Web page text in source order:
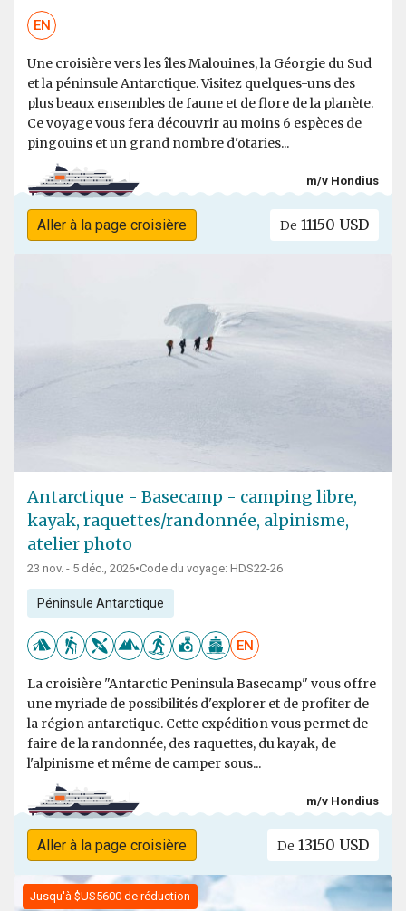
EN
Une croisière vers les îles Malouines, la Géorgie du Sud
et la péninsule Antarctique. Visitez quelques-uns des
plus beaux ensembles de faune et de flore de la planète.
Ce voyage vous fera découvrir au moins 6 espèces de
pingouins et un grand nombre d'otaries...
m/v Hondius
Aller à la page croisière De 11150 USD
Antarctique - Basecamp - camping libre,
kayak, raquettes/randonnée, alpinisme,
atelier photo
23 nov. - 5 déc., 2026•Code du voyage: HDS22-26
Péninsule Antarctique
EN
La croisière "Antarctic Peninsula Basecamp" vous offre
une myriade de possibilités d'explorer et de profiter de
la région antarctique. Cette expédition vous permet de
faire de la randonnée, des raquettes, du kayak, de
l'alpinisme et même de camper sous...
m/v Hondius
Aller à la page croisière De 13150 USD
Jusqu'à $US5600 de réduction